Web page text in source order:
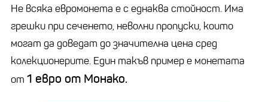
Не всяка евромонета е с еднаква стойност. Има
грешки при сеченето, неволни пропуски, които
могат да доведат до значителна цена сред
колекционерите. Един такъв пример е монетата
от 1 евро от Монако.